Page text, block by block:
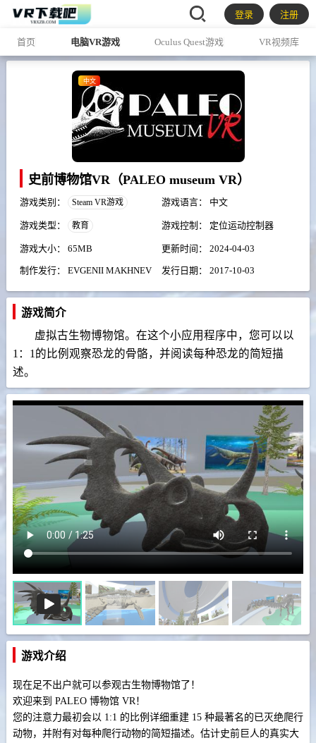
登录 注册
首页 电脑VR游戏 Oculus Quest游戏 VR视频库
中文
史前博物馆VR（PALEO museum VR）
游戏类别： Steam VR游戏 游戏语言： 中文
游戏类型： 教育 游戏控制： 定位运动控制器
游戏大小： 65MB 更新时间： 2024-04-03
制作发行： EVGENII MAKHNEV 发行日期： 2017-10-03
游戏简介
虚拟古生物博物馆。在这个小应用程序中，您可以以
1：1的比例观察恐龙的骨骼，并阅读每种恐龙的简短描
述。
游戏介绍
现在足不出户就可以参观古生物博物馆了！
欢迎来到 PALEO 博物馆 VR！
您的注意力最初会以 1:1 的比例详细重建 15 种最著名的已灭绝爬行
动物，并附有对每种爬行动物的简短描述。 估计史前巨人的真实大